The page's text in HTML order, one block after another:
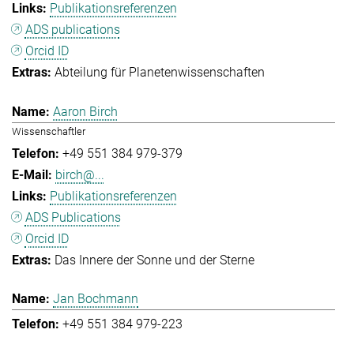
Publikationsreferenzen
ADS publications
Orcid ID
Abteilung für Planetenwissenschaften
Aaron Birch
Wissenschaftler
+49 551 384 979-379
birch@...
Publikationsreferenzen
ADS Publications
Orcid ID
Das Innere der Sonne und der Sterne
Jan Bochmann
+49 551 384 979-223